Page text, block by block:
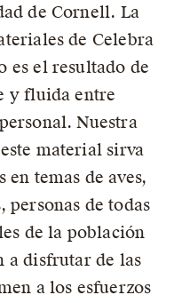
de Cornell. La
de Celebra
es el resultado de
y fluida entre
Nuestra
material sirva
en temas de aves,
personas de todas
de la población
a disfrutar de las
a los esfuerzos